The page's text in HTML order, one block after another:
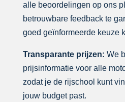
alle beoordelingen op ons
betrouwbare feedback te
goed geïnformeerde keuze
Transparante prijzen: We
prijsinformatie voor alle
zodat je de rijschool kunt
jouw budget past.